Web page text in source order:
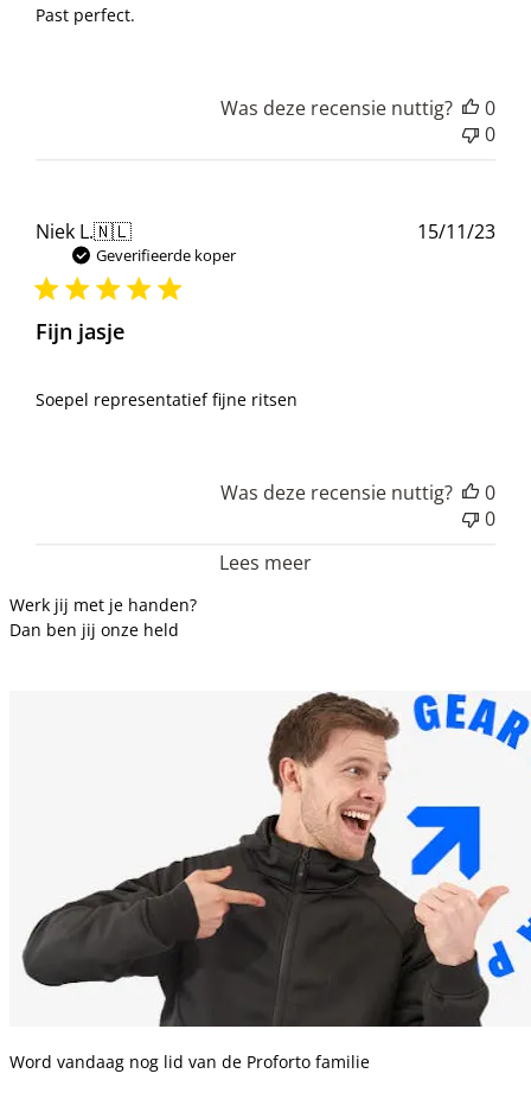
Past perfect.
Was deze recensie nuttig?
0
0
Niek L.🇳🇱
Geverifieerde koper
Fijn jasje
Soepel representatief fijne ritsen
15/11/23
Was deze recensie nuttig?
0
0
Lees meer
Werk jij met je handen?
Dan ben jij onze held
Word vandaag nog lid van de Proforto familie